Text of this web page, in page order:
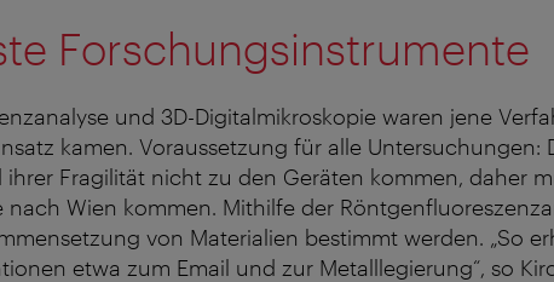
Forschungsinstrumente
und 3D-Digitalmikroskopie waren jene
kamen. Voraussetzung für alle Untersuchungen:
Fragilität nicht zu den Geräten kommen, daher
nach Wien kommen. Mithilfe der
von Materialien bestimmt werden. „So
etwa zum Email und zur Metalllegierung“, so